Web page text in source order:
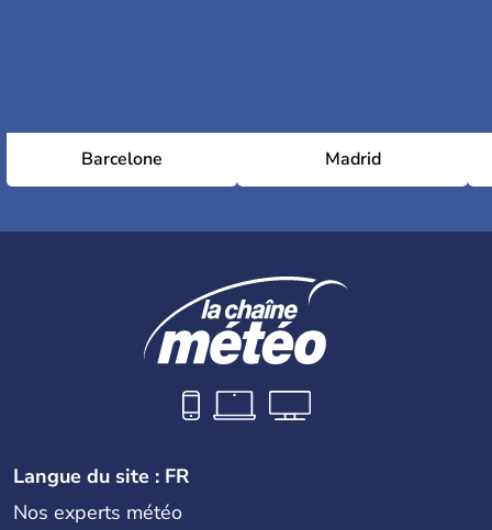
Barcelone Madrid
Langue du site : FR
Nos experts météo